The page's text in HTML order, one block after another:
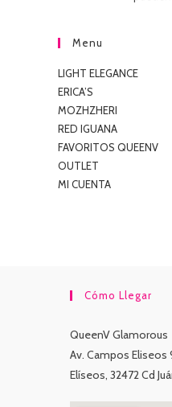
5
Menu
LIGHT ELEGANCE
ERICA’S
MOZHZHERI
RED IGUANA
FAVORITOS QUEENV
OUTLET
MI CUENTA
Cómo Llegar
QueenV Glamorous
Av. Campos Eliseos
Elíseos, 32472 Cd